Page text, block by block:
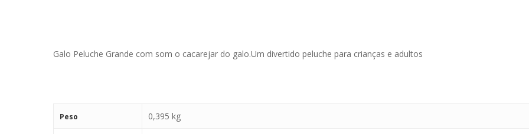
Galo Peluche Grande com som o cacarejar do galo.Um divertido peluche para crianças e adultos
Peso 0,395 kg